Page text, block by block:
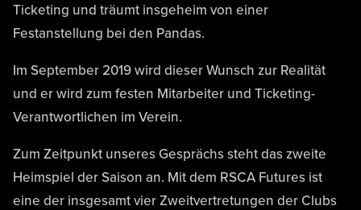
Ticketing und träumt insgeheim von einer
Festanstellung bei den Pandas.
Im September 2019 wird dieser Wunsch zur Realität
und er wird zum festen Mitarbeiter und Ticketing-
Verantwortlichen im Verein.
Zum Zeitpunkt unseres Gesprächs steht das zweite
Heimspiel der Saison an. Mit dem RSCA Futures ist
eine der insgesamt vier Zweitvertretungen der Clubs